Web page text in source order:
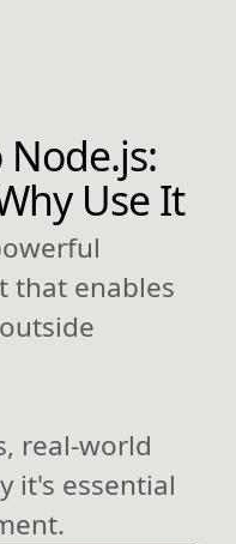
Use It
that enables
real-world
it's essential